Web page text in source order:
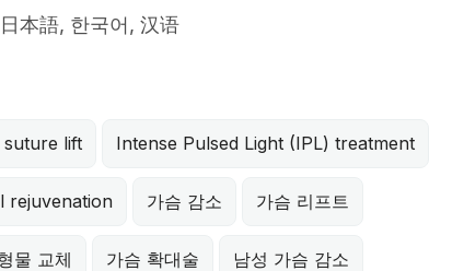
本語, 한국어, 汉语
suture lift Intense Pulsed Light (IPL) treatment
rejuvenation 가슴 감소 가슴 리프트
물 교체 가슴 확대술 남성 가슴 감소